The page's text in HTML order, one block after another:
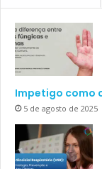
Impetigo como
5 de agosto de 2025